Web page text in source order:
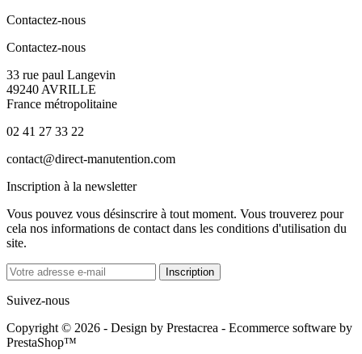
Contactez-nous
Contactez-nous
33 rue paul Langevin
49240 AVRILLE
France métropolitaine
02 41 27 33 22
contact@direct-manutention.com
Inscription à la newsletter
Vous pouvez vous désinscrire à tout moment. Vous trouverez pour
cela nos informations de contact dans les conditions d'utilisation du
site.
Suivez-nous
Copyright © 2026 - Design by Prestacrea - Ecommerce software by
PrestaShop™